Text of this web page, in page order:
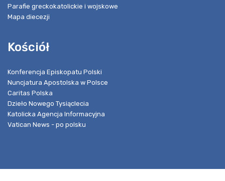
Parafie greckokatolickie i wojskowe
Mapa diecezji
Kościół
Konferencja Episkopatu Polski
Nuncjatura Apostolska w Polsce
Caritas Polska
Dzieło Nowego Tysiąclecia
Katolicka Agencja Informacyjna
Vatican News - po polsku